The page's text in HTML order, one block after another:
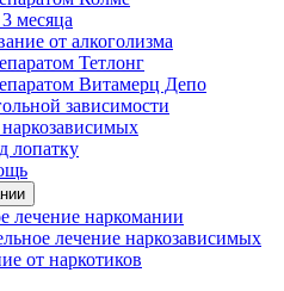
месяца
от алкоголизма
Тетлонг
Витамерц Депо
зависимости
лопатку
лечение наркомании
лечение наркозависимых
от наркотиков